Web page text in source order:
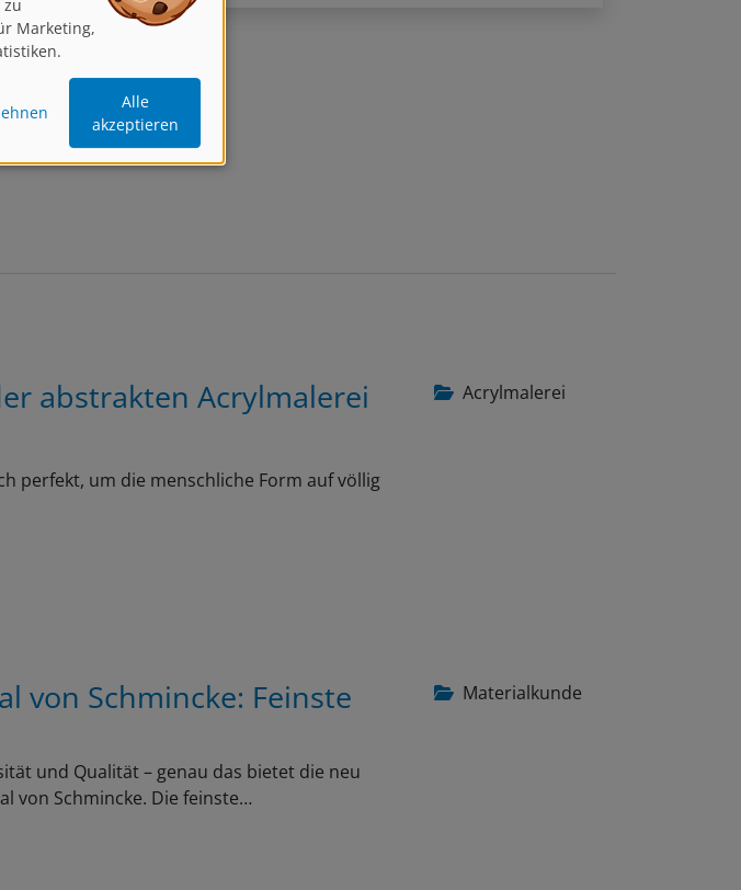
2 Weiter
Acrylmalerei
abstrakten Acrylmalerei
perfekt, um die menschliche Form auf völlig
Materialkunde
von Schmincke: Feinste
und Qualität – genau das bietet die neu
von Schmincke. Die feinste…
Alle
akzeptieren